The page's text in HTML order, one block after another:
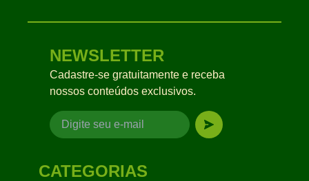
NEWSLETTER
Cadastre-se gratuitamente e receba
nossos conteúdos exclusivos.
CATEGORIAS